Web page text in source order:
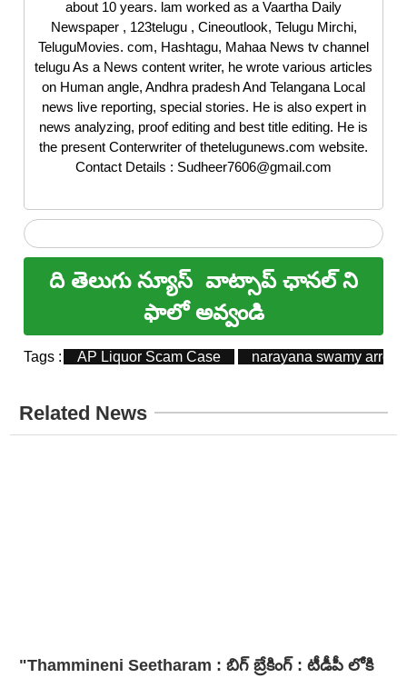
about 10 years. lam worked as a Vaartha Daily
Newspaper , 123telugu , Cineoutlook, Telugu Mirchi,
TeluguMovies. com, Hashtagu, Mahaa News tv channel
telugu As a News content writer, he wrote various articles
on Human angle, Andhra pradesh And Telangana Local
news live reporting, special stories. He is also expert in
news analyzing, proof editing and best title editing. He is
the present Conterwriter of thetelugunews.com website.
Contact Details : Sudheer7606@gmail.com
ది తెలుగు న్యూస్ వాట్సాప్ ఛానల్ ని
ఫాలో అవ్వండి
Tags : AP Liquor Scam Case narayana swamy arrest
Related News
"Thammineni Seetharam : బిగ్ బ్రేకింగ్ : టీడీపీ లోకి